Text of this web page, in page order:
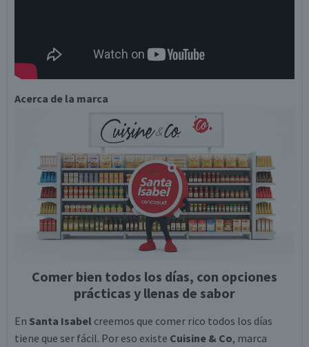
Acerca de la marca
Comer bien todos los días, con opciones
prácticas y llenas de sabor
En Santa Isabel creemos que comer rico todos los días
tiene que ser fácil. Por eso existe Cuisine & Co, marca